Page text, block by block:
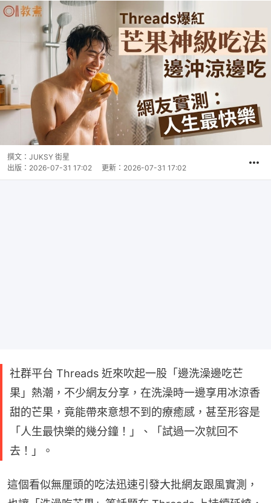
撰文： JUKSY 街星
出版： 2026-07-31 17:02 更新： 2026-07-31 17:02
社群平台 Threads 近來吹起一股「邊洗澡邊吃芒
果」熱潮，不少網友分享，在洗澡時一邊享用冰涼香
甜的芒果，竟能帶來意想不到的療癒感，甚至形容是
「人生最快樂的幾分鐘！」、「試過一次就回不
去！」。
這個看似無厘頭的吃法迅速引發大批網友跟風實測，